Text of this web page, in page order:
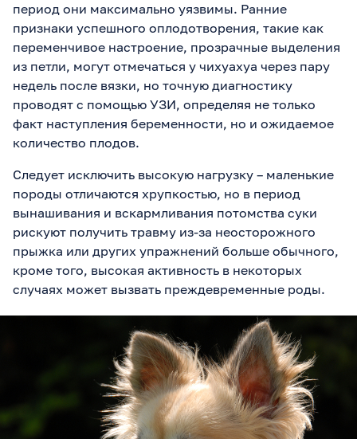
период они максимально уязвимы. Ранние
признаки успешного оплодотворения, такие как
переменчивое настроение, прозрачные выделения
из петли, могут отмечаться у чихуахуа через пару
недель после вязки, но точную диагностику
проводят с помощью УЗИ, определяя не только
факт наступления беременности, но и ожидаемое
количество плодов.
Следует исключить высокую нагрузку – маленькие
породы отличаются хрупкостью, но в период
вынашивания и вскармливания потомства суки
рискуют получить травму из-за неосторожного
прыжка или других упражнений больше обычного,
кроме того, высокая активность в некоторых
случаях может вызвать преждевременные роды.